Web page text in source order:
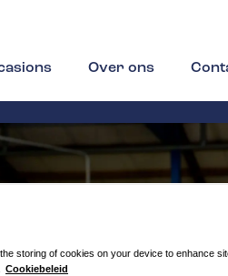
Over ons
storing of cookies on your device to enhance
Cookiebeleid